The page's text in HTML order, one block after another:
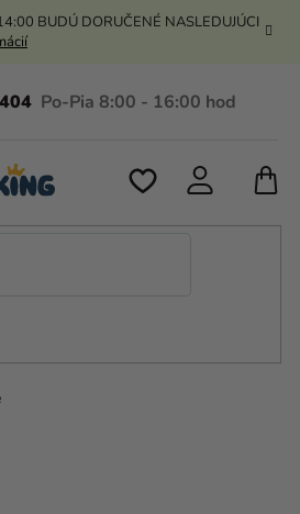
BUDÚ DORUČENÉ NASLEDUJÚCI